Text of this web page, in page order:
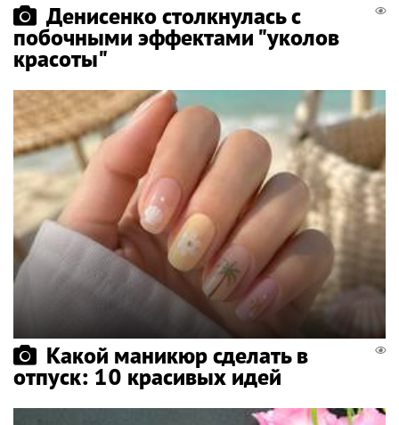
Денисенко столкнулась с
побочными эффектами "уколов
красоты"
Какой маникюр сделать в
отпуск: 10 красивых идей